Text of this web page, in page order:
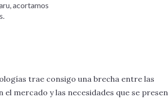
acortamos
trae consigo una brecha entre las
mercado y las necesidades que se